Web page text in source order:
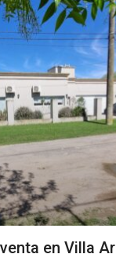
en Villa
c
n